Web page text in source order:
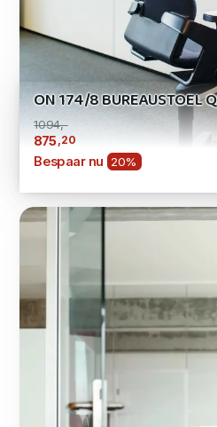
ON 174/8 BUREAUSTOEL
1094,-
875 ,20
Bespaar nu 20%